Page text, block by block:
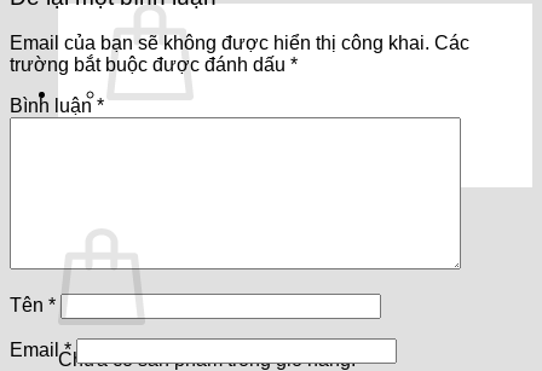
Chưa có sản phẩm trong giỏ hàng.
Email của bạn sẽ không được hiển thị công khai. Các
trường bắt buộc được đánh dấu *
Bình luận *
Tên *
Email*